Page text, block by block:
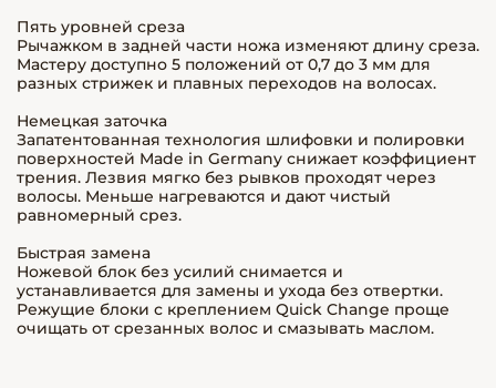
Пять уровней среза
Рычажком в задней части ножа изменяют длину среза.
Мастеру доступно 5 положений от 0,7 до 3 мм для
разных стрижек и плавных переходов на волосах.
Немецкая заточка
Запатентованная технология шлифовки и полировки
поверхностей Made in Germany снижает коэффициент
трения. Лезвия мягко без рывков проходят через
волосы. Меньше нагреваются и дают чистый
равномерный срез.
Быстрая замена
Ножевой блок без усилий снимается и
устанавливается для замены и ухода без отвертки.
Режущие блоки с креплением Quick Change проще
очищать от срезанных волос и смазывать маслом.